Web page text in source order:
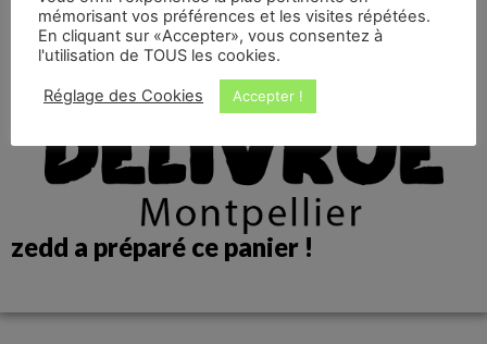
zedd a préparé ce panier !
mémorisant vos préférences et les visites répétées.
En cliquant sur «Accepter», vous consentez à
l'utilisation de TOUS les cookies.
Réglage des Cookies Accepter !